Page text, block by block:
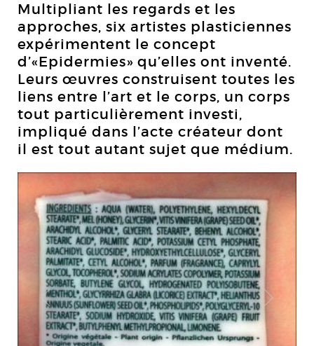
Multipliant les regards et les
approches, six artistes plasticiennes
expérimentent le concept
d’«Epidermies» qu’elles ont inventé.
Leurs œuvres construisent toutes les
liens entre l’art et le corps, un corps
tout particulièrement investi,
impliqué dans l’acte créateur dont
il est tout autant sujet que médium.